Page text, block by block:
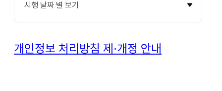
시행 날짜 별 보기
개인정보 처리방침 제·개정 안내